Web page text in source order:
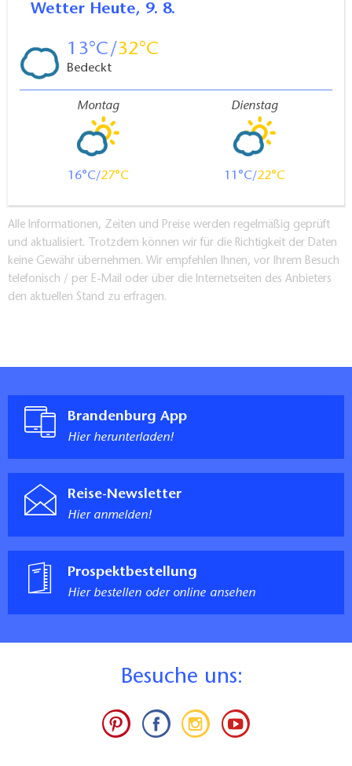
Wetter Heute, 9. 8.
13 32
Bedeckt
Montag
16 27
Dienstag
11 22
Alle Informationen, Zeiten und Preise werden regelmäßig geprüft
und aktualisiert. Trotzdem können wir für die Richtigkeit der Daten
keine Gewähr übernehmen. Wir empfehlen Ihnen, vor Ihrem Besuch
telefonisch / per E-Mail oder über die Internetseiten des Anbieters
den aktuellen Stand zu erfragen.
Brandenburg App
Hier herunterladen!
Reise-Newsletter
Hier anmelden!
Prospektbestellung
Hier bestellen oder online ansehen
Besuche uns: